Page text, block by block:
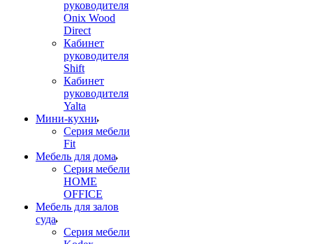
руководителя
Onix Wood
Direct
Кабинет
руководителя
Shift
Кабинет
руководителя
Yalta
Мини-кухни
Серия мебели
Fit
Мебель для дома
Серия мебели
HOME
OFFICE
Мебель для залов
суда
Серия мебели